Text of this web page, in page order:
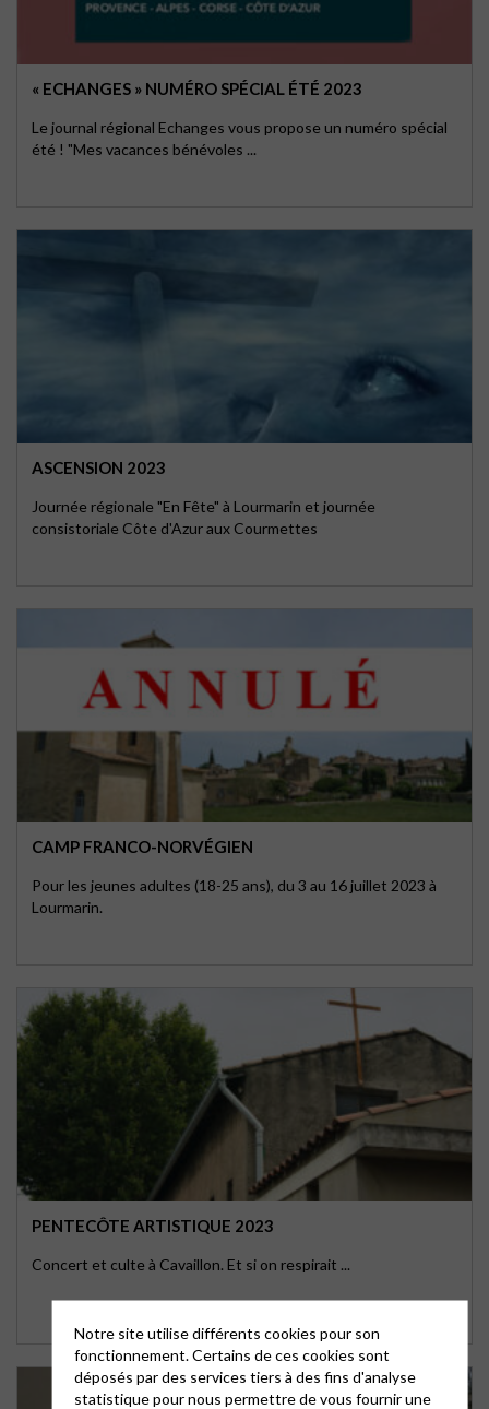
« ECHANGES » NUMÉRO SPÉCIAL ÉTÉ 2023
Le journal régional Echanges vous propose un numéro spécial
été ! "Mes vacances bénévoles ...
ASCENSION 2023
Journée régionale "En Fête" à Lourmarin et journée
consistoriale Côte d'Azur aux Courmettes
CAMP FRANCO-NORVÉGIEN
Pour les jeunes adultes (18-25 ans), du 3 au 16 juillet 2023 à
Lourmarin.
PENTECÔTE ARTISTIQUE 2023
Concert et culte à Cavaillon. Et si on respirait ...
Notre site utilise différents cookies pour son
fonctionnement. Certains de ces cookies sont
déposés par des services tiers à des fins d'analyse
statistique pour nous permettre de vous fournir une